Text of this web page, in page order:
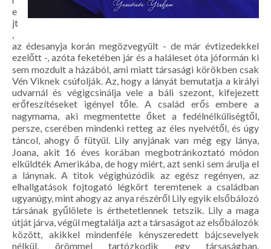
e
jt
,
az édesanyja korán megözvegyült - de már évtizedekkel
ezelőtt -, azóta feketében jár és a haláleset óta jóformán ki
sem mozdult a házából, ami miatt társasági körökben csak
Vén Viknek csúfolják. Az, hogy a lányát bemutatja a királyi
udvarnál és végigcsinálja vele a báli szezont, kifejezett
erőfeszítéseket igényel tőle. A család erős embere a
nagymama, aki megmentette őket a fedélnélküliségtől,
persze, cserében mindenki retteg az éles nyelvétől, és úgy
táncol, ahogy ő fütyül. Lily anyjának van még egy lánya,
Joana, akit 16 éves korában megbotránkoztató módon
elküldték Amerikába, de hogy miért, azt senki sem árulja el
a lánynak. A titok végighúzódik az egész regényen, az
elhallgatások fojtogató légkört teremtenek a családban
ugyanúgy, mint ahogy az anya részéről Lily egyik elsőbálozó
társának gyűlölete is érthetetlennek tetszik. Lily a maga
útját járva, végül megtalálja azt a társaságot az elsőbálozók
között, akikkel mindenféle kényszeredett bájcsevelyek
nélkül, örömmel tartózkodik egy társaságban.